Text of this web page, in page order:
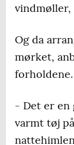
Og da
mørket,
forholdene.
- Det er en
varmt tøj